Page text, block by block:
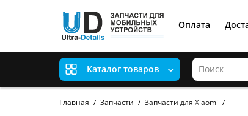
Оплата
Каталог товаров
Главная Запчасти Запчасти для Xiaomi